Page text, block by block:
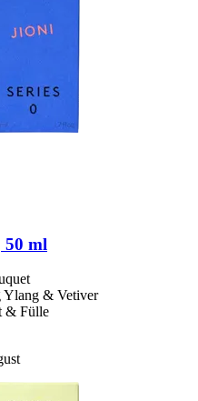
ml
Ylang & Vetiver
& Fülle